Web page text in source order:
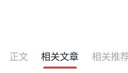
正文 相关文章 相关推